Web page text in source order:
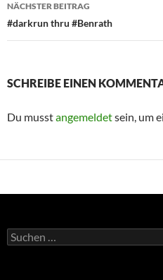
NÄCHSTER BEITRAG
#darkrun thru #Benrath
SCHREIBE EINEN
Du musstangemeldetsein, um
Suchen
nach: